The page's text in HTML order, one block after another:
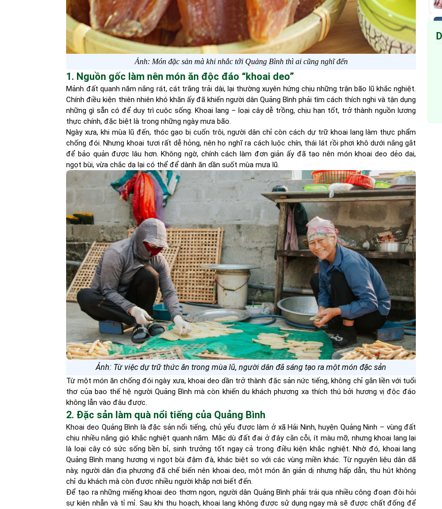
Ảnh: Món đặc sản mà khi nhắc tới Quảng Bình thì ai cũng nghĩ đến
1. Nguồn gốc làm nên món ăn độc đáo “khoai deo”
Mảnh đất quanh năm nắng rát, cát trắng trải dài, lại thường xuyên hứng chịu những trận bão lũ khắc nghiệt.
Chính điều kiện thiên nhiên khó khăn ấy đã khiến người dân Quảng Bình phải tìm cách thích nghi và tận dụng
những gì sẵn có để duy trì cuộc sống. Khoai lang – loại cây dễ trồng, chịu hạn tốt, trở thành nguồn lương
thực chính, đặc biệt là trong những ngày mưa bão.
Ngày xưa, khi mùa lũ đến, thóc gạo bị cuốn trôi, người dân chỉ còn cách dự trữ khoai lang làm thực phẩm
chống đói. Nhưng khoai tươi rất dễ hỏng, nên họ nghĩ ra cách luộc chín, thái lát rồi phơi khô dưới nắng gắt
để bảo quản được lâu hơn. Không ngờ, chính cách làm đơn giản ấy đã tạo nên món khoai deo dẻo dai,
ngọt bùi, vừa chắc dạ lại có thể để dành ăn dần suốt mùa mưa lũ.
Ảnh: Từ việc dự trữ thức ăn trong mùa lũ, người dân đã sáng tạo ra một món đặc sản
Từ một món ăn chống đói ngày xưa, khoai deo dần trở thành đặc sản nức tiếng, không chỉ gắn liền với tuổi
thơ của bao thế hệ người Quảng Bình mà còn khiến du khách phương xa thích thú bởi hương vị độc đáo
không lẫn vào đâu được.
2. Đặc sản làm quà nổi tiếng của Quảng Bình
Khoai deo Quảng Bình là đặc sản nổi tiếng, chủ yếu được làm ở xã Hải Ninh, huyện Quảng Ninh – vùng đất
chịu nhiều nắng gió khắc nghiệt quanh năm. Mặc dù đất đai ở đây cằn cỗi, ít màu mỡ, nhưng khoai lang lại
là loại cây có sức sống bền bỉ, sinh trưởng tốt ngay cả trong điều kiện khắc nghiệt. Nhờ đó, khoai lang
Quảng Bình mang hương vị ngọt bùi đậm đà, khác biệt so với các vùng miền khác. Từ nguyên liệu dân dã
này, người dân địa phương đã chế biến nên khoai deo, một món ăn giản dị nhưng hấp dẫn, thu hút không
chỉ du khách mà còn được nhiều người khắp nơi biết đến.
Để tạo ra những miếng khoai deo thơm ngon, người dân Quảng Bình phải trải qua nhiều công đoạn đòi hỏi
sự kiên nhẫn và tỉ mỉ. Sau khi thu hoạch, khoai lang không được sử dụng ngay mà sẽ được chất đống để